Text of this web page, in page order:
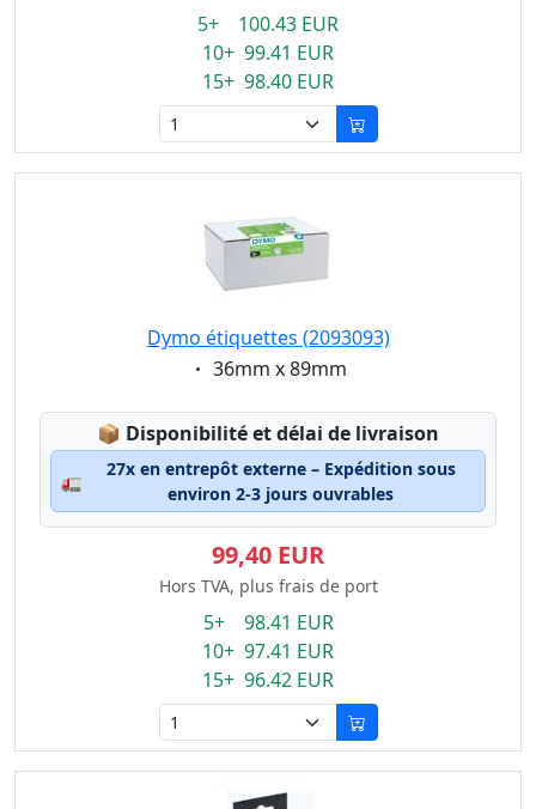
5+ 100.43 EUR
10+ 99.41 EUR
15+ 98.40 EUR
Dymo étiquettes (2093093)
Eigenschaft:
36mm x 89mm
📦 Lagerstatus:
Disponibilité et délai de livraison
🚛
27x en entrepôt externe – Expédition sous
environ 2-3 jours ouvrables
99,40 EUR
Hors TVA, plus frais de port
5+ 98.41 EUR
10+ 97.41 EUR
15+ 96.42 EUR